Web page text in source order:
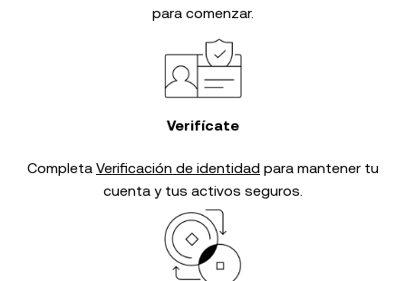
para comenzar.
Verifícate
Completa Verificación de identidad para mantener tu
cuenta y tus activos seguros.